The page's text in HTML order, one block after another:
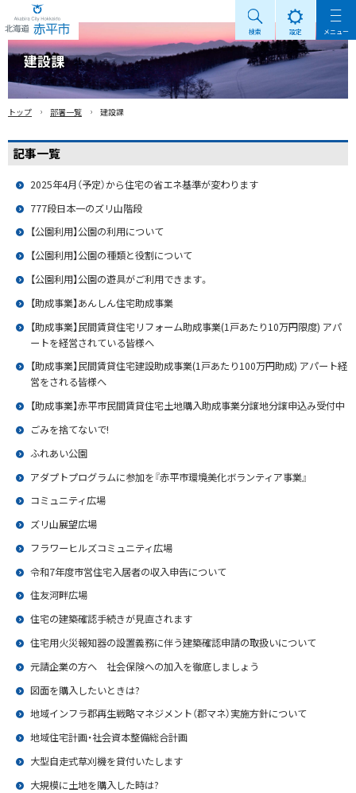
Akabira City Hokkaido 北海道 赤平市
検索 設定 メニュー
建設課
トップ › 部署一覧 › 建設課
記事一覧
2025年4月（予定）から住宅の省エネ基準が変わります
777段日本一のズリ山階段
【公園利用】公園の利用について
【公園利用】公園の種類と役割について
【公園利用】公園の遊具がご利用できます。
【助成事業】あんしん住宅助成事業
【助成事業】民間賃貸住宅リフォーム助成事業(1戸あたり10万円限度) アパ
ートを経営されている皆様へ
【助成事業】民間賃貸住宅建設助成事業(1戸あたり100万円助成) アパート経
営をされる皆様へ
【助成事業】赤平市民間賃貸住宅土地購入助成事業分譲地分譲申込み受付中
ごみを捨てないで!
ふれあい公園
アダプトプログラムに参加を『赤平市環境美化ボランティア事業』
コミュニティ広場
ズリ山展望広場
フラワーヒルズコミュニティ広場
令和7年度市営住宅入居者の収入申告について
住友河畔広場
住宅の建築確認手続きが見直されます
住宅用火災報知器の設置義務に伴う建築確認申請の取扱いについて
元請企業の方へ 社会保険への加入を徹底しましょう
図面を購入したいときは?
地域インフラ郡再生戦略マネジメント（郡マネ）実施方針について
地域住宅計画・社会資本整備総合計画
大型自走式草刈機を貸付いたします
大規模に土地を購入した時は?